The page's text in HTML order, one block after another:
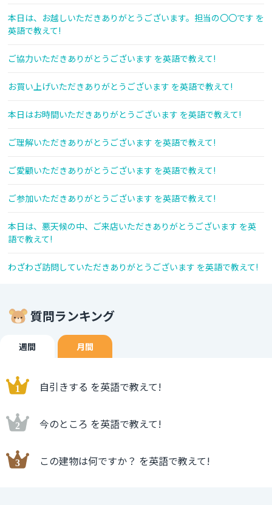
本日は、お越しいただきありがとうございます。担当の〇〇です を
英語で教えて!
ご協力いただきありがとうございます を英語で教えて!
お買い上げいただきありがとうございます を英語で教えて!
本日はお時間いただきありがとうございます を英語で教えて!
ご理解いただきありがとうございます を英語で教えて!
ご愛顧いただきありがとうございます を英語で教えて!
ご参加いただきありがとうございます を英語で教えて!
本日は、悪天候の中、ご来店いただきありがとうございます を英
語で教えて!
わざわざ訪問していただきありがとうございます を英語で教えて!
質問ランキング
週間 月間
自引きする を英語で教えて!
今のところ を英語で教えて!
この建物は何ですか？ を英語で教えて!